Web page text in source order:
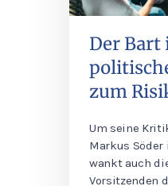
Der Bart
zum
Um seine
Markus
wankt auch
Vorsitzenden